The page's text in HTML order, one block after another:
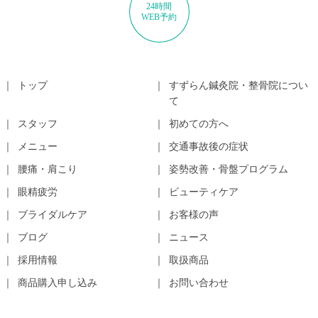
24時間
WEB予約
トップ
すずらん鍼灸院・整骨院につい
て
スタッフ 初めての方へ
メニュー 交通事故後の症状
腰痛・肩こり 姿勢改善・骨盤プログラム
眼精疲労 ビューティケア
ブライダルケア お客様の声
ブログ ニュース
採用情報 取扱商品
商品購入申し込み お問い合わせ